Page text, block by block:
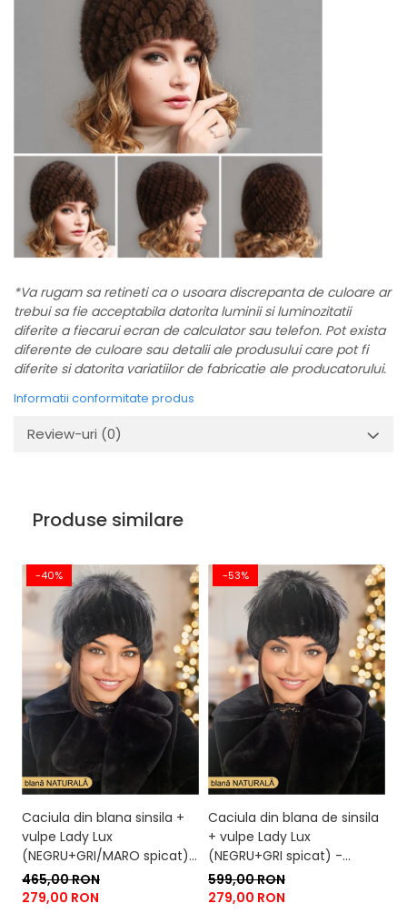
*Va rugam sa retineti ca o usoara discrepanta de culoare ar
trebui sa fie acceptabila datorita luminii si luminozitatii
diferite a fiecarui ecran de calculator sau telefon. Pot exista
diferente de culoare sau detalii ale produsului care pot fi
diferite si datorita variatiilor de fabricatie ale producatorului.
Informatii conformitate produs
Review-uri (0)
Produse similare
-40%
Caciula din blana sinsila +
vulpe Lady Lux
(NEGRU+GRI/MARO spicat)
- marime universala
465,00 RON
279,00 RON
-53%
Caciula din blana de sinsila
+ vulpe Lady Lux
(NEGRU+GRI spicat) -
marime universala
599,00 RON
279,00 RON